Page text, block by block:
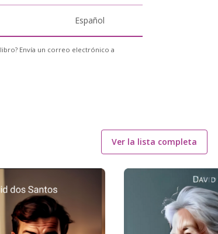
Español
Envía un correo electrónico a
Ver la lista completa